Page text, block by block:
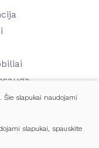
Šie slapukai naudojami
slapukai, spauskite